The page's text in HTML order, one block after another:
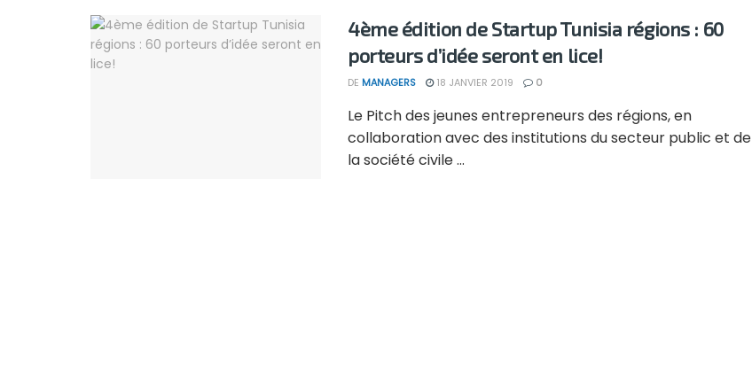
4ème édition de Startup Tunisia régions : 60
porteurs d’idée seront en lice!
DE MANAGERS 18 JANVIER 2019 0
Le Pitch des jeunes entrepreneurs des régions, en
collaboration avec des institutions du secteur public et de
la société civile ...